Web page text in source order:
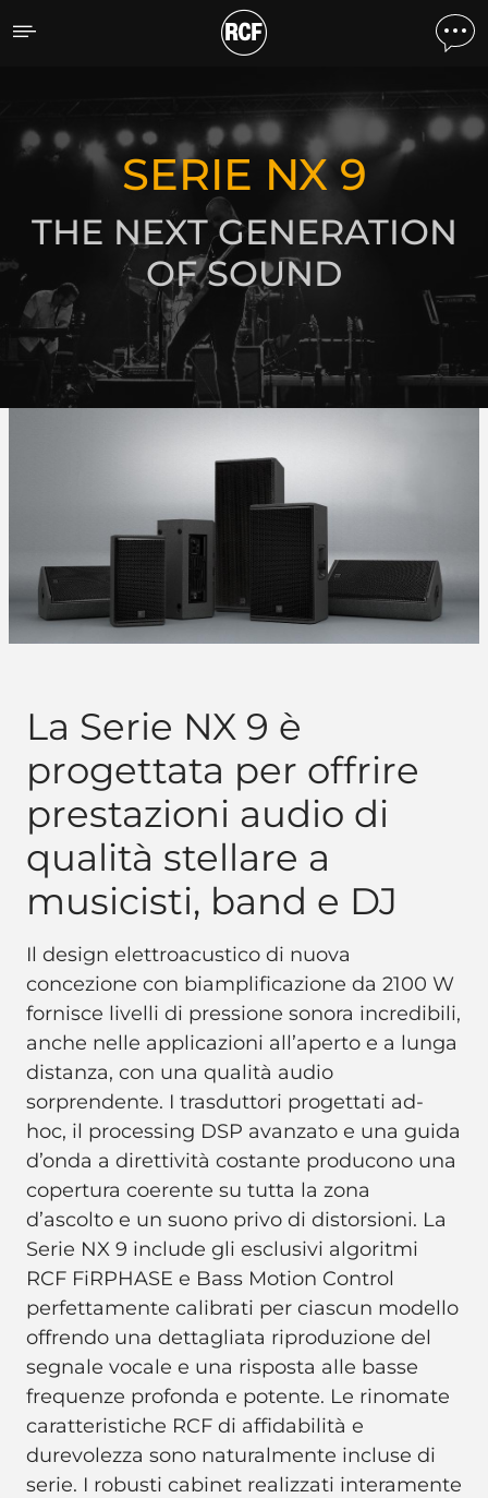
Serie NX 9
SCOPRI TUTTI I PRODOTTI
SERIE NX 9
THE NEXT GENERATION
OF SOUND
La Serie NX 9 è
progettata per offrire
prestazioni audio di
qualità stellare a
musicisti, band e DJ
Il design elettroacustico di nuova
concezione con biamplificazione da 2100 W
fornisce livelli di pressione sonora incredibili,
anche nelle applicazioni all’aperto e a lunga
distanza, con una qualità audio
sorprendente. I trasduttori progettati ad-
hoc, il processing DSP avanzato e una guida
d’onda a direttività costante producono una
copertura coerente su tutta la zona
d’ascolto e un suono privo di distorsioni. La
Serie NX 9 include gli esclusivi algoritmi
RCF FiRPHASE e Bass Motion Control
perfettamente calibrati per ciascun modello
offrendo una dettagliata riproduzione del
segnale vocale e una risposta alle basse
frequenze profonda e potente. Le rinomate
caratteristiche RCF di affidabilità e
durevolezza sono naturalmente incluse di
serie. I robusti cabinet realizzati interamente